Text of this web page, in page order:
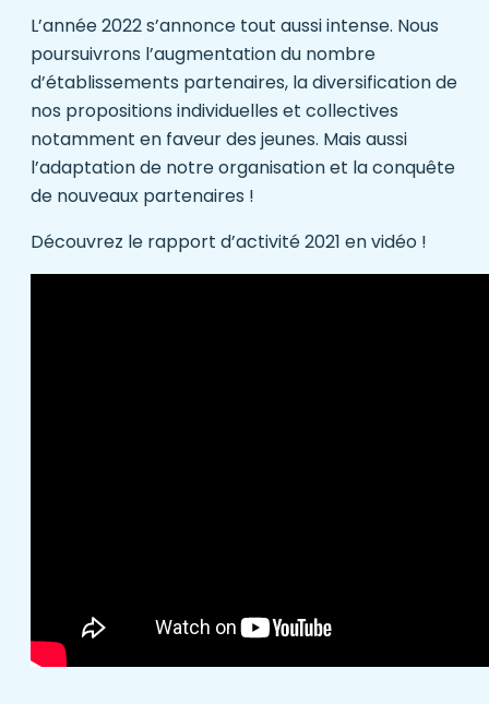
L’année 2022 s’annonce tout aussi intense. Nous
poursuivrons l’augmentation du nombre
d’établissements partenaires, la diversification de
nos propositions individuelles et collectives
notamment en faveur des jeunes. Mais aussi
l’adaptation de notre organisation et la conquête
de nouveaux partenaires !
Découvrez le rapport d’activité 2021 en vidéo !